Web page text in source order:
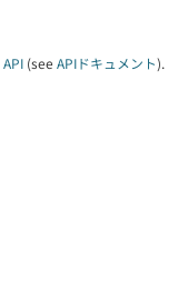
API (see APIドキュメント).